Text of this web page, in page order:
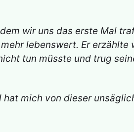
wir uns das erste Mal
lebenswert. Er erzählte
tun müsste und trug
mich von dieser